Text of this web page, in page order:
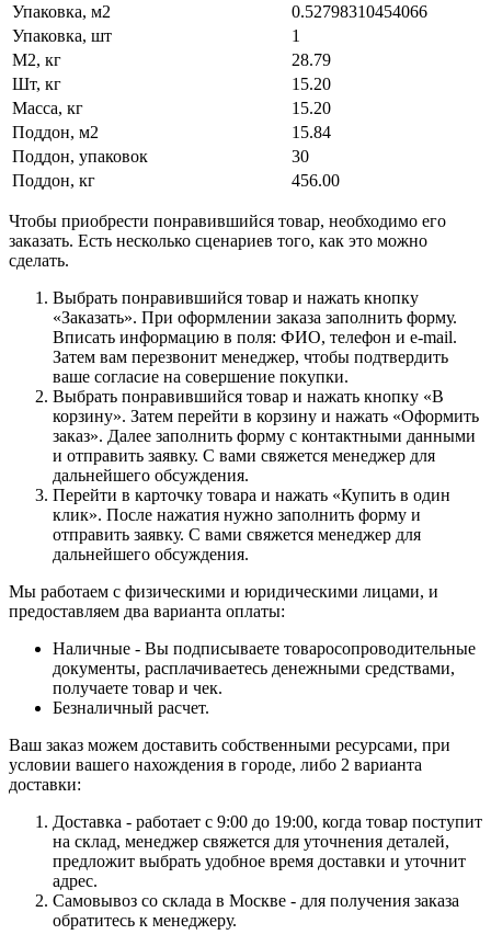
Упаковка, м2
0.52798310454066
Упаковка, шт
1
М2, кг
28.79
Шт, кг
15.20
Масса, кг
15.20
Поддон, м2
15.84
Поддон, упаковок
30
Поддон, кг
456.00
Чтобы приобрести понравившийся товар, необходимо его
заказать. Есть несколько сценариев того, как это можно
сделать.
Выбрать понравившийся товар и нажать кнопку
«Заказать». При оформлении заказа заполнить форму.
Вписать информацию в поля: ФИО, телефон и e-mail.
Затем вам перезвонит менеджер, чтобы подтвердить
ваше согласие на совершение покупки.
Выбрать понравившийся товар и нажать кнопку «В
корзину». Затем перейти в корзину и нажать «Оформить
заказ». Далее заполнить форму с контактными данными
и отправить заявку. С вами свяжется менеджер для
дальнейшего обсуждения.
Перейти в карточку товара и нажать «Купить в один
клик». После нажатия нужно заполнить форму и
отправить заявку. С вами свяжется менеджер для
дальнейшего обсуждения.
Мы работаем с физическими и юридическими лицами, и
предоставляем два варианта оплаты:
Наличные - Вы подписываете товаросопроводительные
документы, расплачиваетесь денежными средствами,
получаете товар и чек.
Безналичный расчет.
Ваш заказ можем доставить собственными ресурсами, при
условии вашего нахождения в городе, либо 2 варианта
доставки:
Доставка - работает с 9:00 до 19:00, когда товар поступит
на склад, менеджер свяжется для уточнения деталей,
предложит выбрать удобное время доставки и уточнит
адрес.
Самовывоз со склада в Москве - для получения заказа
обратитесь к менеджеру.